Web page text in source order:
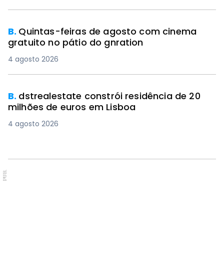
B. Quintas-feiras de agosto com cinema
gratuito no pátio do gnration
4 agosto 2026
B. dstrealestate constrói residência de 20
milhões de euros em Lisboa
4 agosto 2026
PUB.